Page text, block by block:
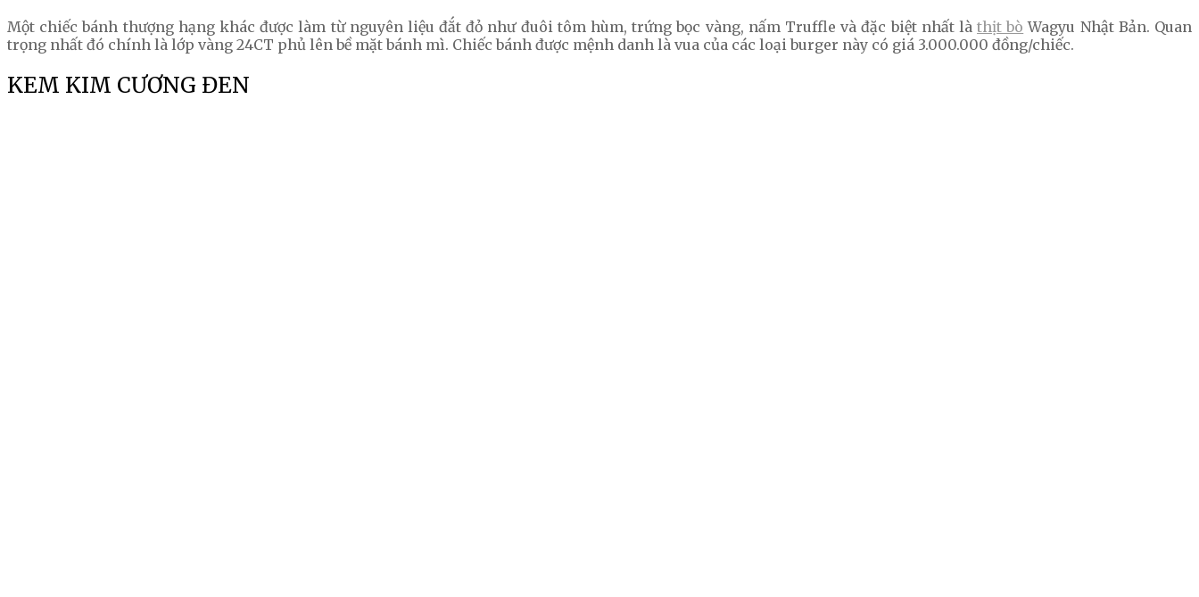
Một chiếc bánh thượng hạng khác được làm từ nguyên liệu đắt đỏ như đuôi tôm hùm, trứng bọc vàng, nấm Truffle và đặc biệt nhất làthịt bò Wagyu Nhật Bản. Quan
trọng nhất đó chính là lớp vàng 24CT phủ lên bề mặt bánh mì. Chiếc bánh được mệnh danh là vua của các loại burger này có giá 3.000.000 đồng/chiếc.
KEM KIM CƯƠNG ĐEN